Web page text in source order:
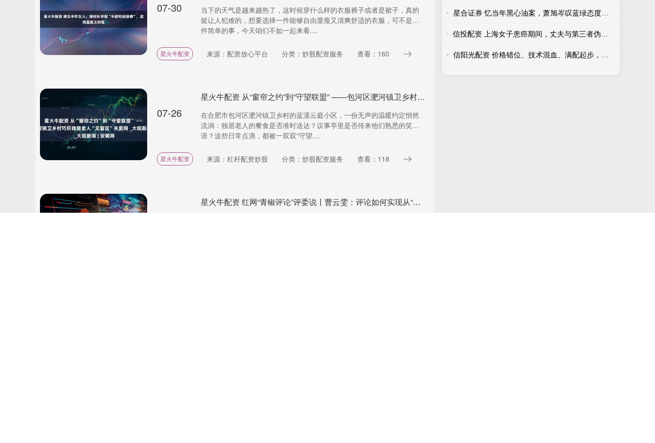
07-30
当下的天气是越来越热了，这时候穿什么样的衣服裤子或者是裙子，真的
挺让人犯难的，想要选择一件能够自由显瘦又清爽舒适的衣服，可不是一
件简单的事，今天咱们不如一起来看....
星火牛配资 来源：配资放心平台 分类：炒股配资服务 查看：160
07-26
星火牛配资 从“窗帘之约”到“守望联盟” ——包河区淝河镇卫乡村巧织独居老人“无盲区”关爱网 _大皖新闻 | 安徽网
在合肥市包河区淝河镇卫乡村的蓝溪云庭小区，一份无声的温暖约定悄然
流淌：独居老人的餐食是否准时送达？议事亭里是否传来他们熟悉的笑
语？这些日常点滴，都被一双双“守望....
星火牛配资 来源：杠杆配资炒股 分类：炒股配资服务 查看：118
星火牛配资 红网“青椒评论”评委说丨曹云雯：评论如何实现从“会写”到“写好”的跨越？
星合证券 忆当年黑心油案，萧旭岑叹蓝绿态度有别：赖清德是“门神”吗？
信投配资 上海女子患癌期间，丈夫与第三者伪造结婚证培育冷冻胚胎；原配要求医院销毁“婚外胚胎”遭拒：不能让科技钻了背叛的空子
信阳光配资 价格错位、技术混血、满配起步，合资新能源反攻策略能否奏效